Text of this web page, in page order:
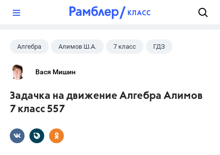
Алгебра Алимов Ш.А. 7 класс ГДЗ
Вася Мишин
Задачка на движение Алгебра Алимов
7 класс 557